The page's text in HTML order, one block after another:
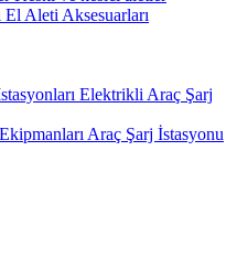
El Aleti Aksesuarları
Elektrikli Araç Şarj
Araç Şarj İstasyonu